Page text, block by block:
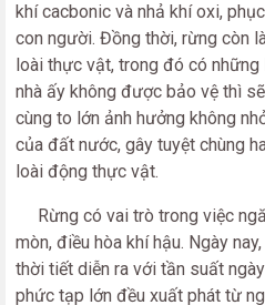
khí cacbonic và nhả khí oxi,
con người. Đồng thời, rừng còn
loài thực vật, trong đó có những
nhà ấy không được bảo vệ thì
cùng to lớn ảnh hưởng không
của đất nước, gây tuyệt chùng
loài động thực vật.
Rừng có vai trò trong việc
mòn, điều hòa khí hậu. Ngày
thời tiết diễn ra với tần suất
phức tạp lớn đều xuất phát từ